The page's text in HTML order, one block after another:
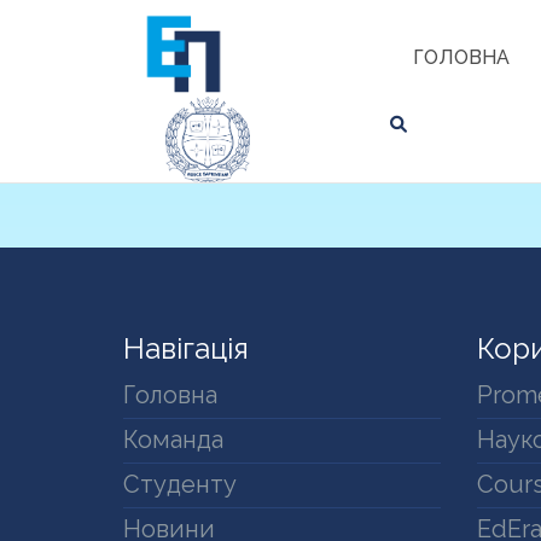
ГОЛОВНА
Навігація
Головна
Команда
Студенту
Новини
EdEra